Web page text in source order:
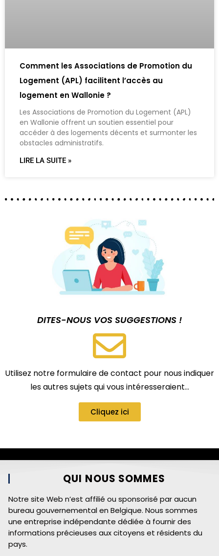
Comment les Associations de Promotion du
Logement (APL) facilitent l’accès au
logement en Wallonie ?
Les Associations de Promotion du Logement (APL)
en Wallonie offrent un soutien essentiel pour
accéder à des logements décents et surmonter les
obstacles administratifs.
LIRE LA SUITE »
DITES-NOUS VOS SUGGESTIONS !
Utilisez notre formulaire de contact pour nous indiquer
les autres sujets qui vous intéresseraient…
Cliquez ici
QUI NOUS SOMMES
Notre site Web n’est affilié ou sponsorisé par aucun
bureau gouvernemental en Belgique. Nous sommes
une entreprise indépendante dédiée à fournir des
informations précieuses aux citoyens et résidents du
pays.